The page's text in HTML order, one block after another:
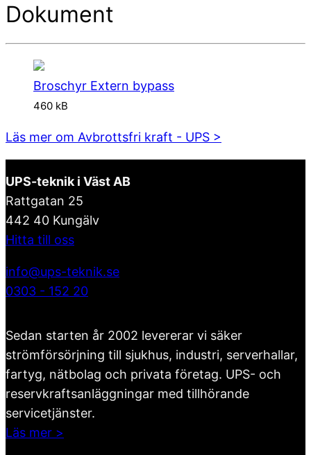
Dokument
Broschyr Extern bypass
460 kB
Läs mer om Avbrottsfri kraft - UPS >
UPS-teknik i Väst AB
Rattgatan 25
442 40 Kungälv
Hitta till oss
info@ups-teknik.se
0303 - 152 20
Sedan starten år 2002 levererar vi säker
strömförsörjning till sjukhus, industri, serverhallar,
fartyg, nätbolag och privata företag. UPS- och
reservkraftsanläggningar med tillhörande
servicetjänster.
Läs mer >